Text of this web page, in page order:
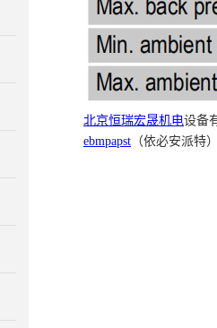
北京恒瑞宏晟机电设备
ebmpapst （依必安派特